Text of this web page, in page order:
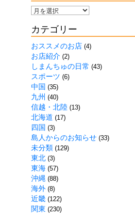
月
記
事
一
覧
カテゴリー
おススメのお店(4)
お店紹介 (2)
しまんちゅの日常 (43)
スポーツ (6)
中国 (35)
九州 (40)
信越・北陸(13)
北海道 (17)
四国 (3)
島人からのお知らせ(33)
未分類(129)
東北(3)
東海(57)
沖縄 (88)
海外(8)
近畿(122)
関東 (230)